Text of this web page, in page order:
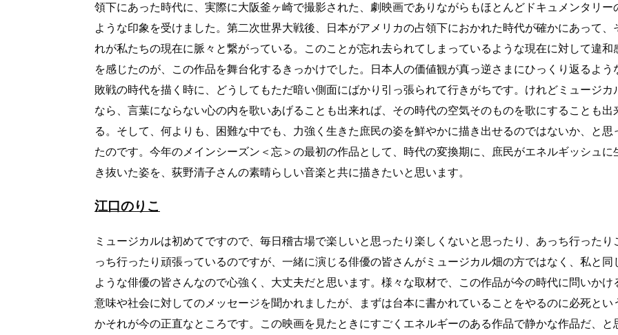
領下にあった時代に、実際に大阪釜ヶ崎で撮影された、劇映画でありながらもほとんどドキュメンタリー
ような印象を受けました。第二次世界大戦後、日本がアメリカの占領下におかれた時代が確かにあって、
れが私たちの現在に脈々と繋がっている。このことが忘れ去られてしまっているような現在に対して違和
を感じたのが、この作品を舞台化するきっかけでした。日本人の価値観が真っ逆さまにひっくり返るよう
敗戦の時代を描く時に、どうしてもただ暗い側面にばかり引っ張られて行きがちです。けれどミュージカ
なら、言葉にならない心の内を歌いあげることも出来れば、その時代の空気そのものを歌にすることも出
る。そして、何よりも、困難な中でも、力強く生きた庶民の姿を鮮やかに描き出せるのではないか、と思
たのです。今年のメインシーズン＜忘＞の最初の作品として、時代の変換期に、庶民がエネルギッシュに
き抜いた姿を、荻野清子さんの素晴らしい音楽と共に描きたいと思います。
江口のりこ
ミュージカルは初めてですので、毎日稽古場で楽しいと思ったり楽しくないと思ったり、あっち行ったり
っち行ったり頑張っているのですが、一緒に演じる俳優の皆さんがミュージカル畑の方ではなく、私と同
ような俳優の皆さんなので心強く、大丈夫だと思います。様々な取材で、この作品が今の時代に問いかけ
意味や社会に対してのメッセージを聞かれましたが、まずは台本に書かれていることをやるのに必死とい
かそれが今の正直なところです。この映画を見たときにすごくエネルギーのある作品で静かな作品だ、と